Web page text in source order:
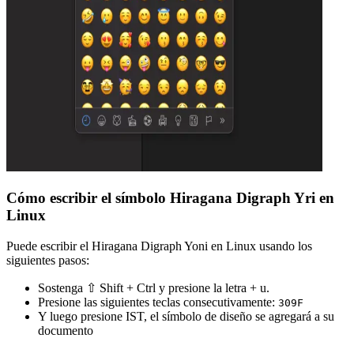
Cómo escribir el símbolo Hiragana Digraph Yri en
Linux
Puede escribir el Hiragana Digraph Yoni en Linux usando los
siguientes pasos:
Sostenga ⇧ Shift + Ctrl y presione la letra + u.
Presione las siguientes teclas consecutivamente: 309F
Y luego presione IST, el símbolo de diseño se agregará a su
documento